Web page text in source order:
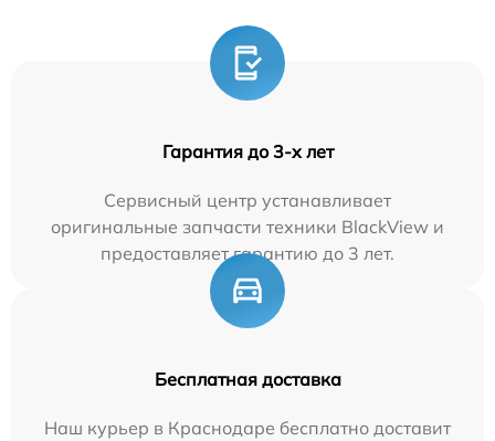
Гарантия до 3-х лет
Сервисный центр устанавливает
оригинальные запчасти техники BlackView и
предоставляет гарантию до 3 лет.
Бесплатная доставка
Наш курьер в Краснодаре бесплатно доставит